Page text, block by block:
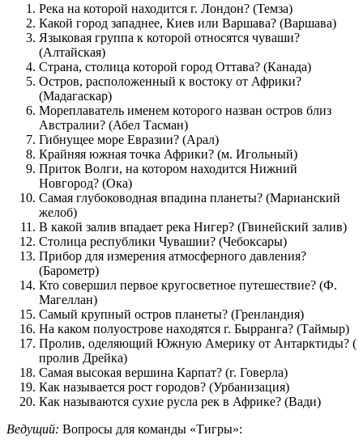
Река на которой находится г. Лондон? (Темза)
Какой город западнее, Киев или Варшава? (Варшава)
Языковая группа к которой относятся чуваши?
(Алтайская)
Страна, столица которой город Оттава? (Канада)
Остров, расположенный к востоку от Африки?
(Мадагаскар)
Мореплаватель именем которого назван остров близ
Австралии? (Абел Тасман)
Гибнущее море Евразии? (Арал)
Крайняя южная точка Африки? (м. Игольный)
Приток Волги, на котором находится Нижний
Новгород? (Ока)
Самая глубоководная впадина планеты? (Марианский
желоб)
В какой залив впадает река Нигер? (Гвинейский залив)
Столица республики Чувашии? (Чебоксары)
Прибор для измерения атмосферного давления?
(Барометр)
Кто совершил первое кругосветное путешествие? (Ф.
Магеллан)
Самый крупный остров планеты? (Гренландия)
На каком полуострове находятся г. Бырранга? (Таймыр)
Пролив, оделяющий Южную Америку от Антарктиды? (
пролив Дрейка)
Самая высокая вершина Карпат? (г. Говерла)
Как называется рост городов? (Урбанизация)
Как называются сухие русла рек в Африке? (Вади)
Ведущий: Вопросы для команды «Тигры»: